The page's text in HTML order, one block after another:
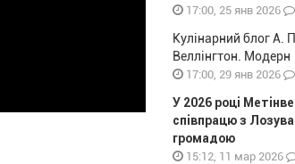
17:00, 25 янв 2026
Кулінарний блог А.
Веллінгтон. Модерн
17:00, 29 янв 2026
У 2026 році
співпрацю з
громадою
15:12, 11 мар 2026